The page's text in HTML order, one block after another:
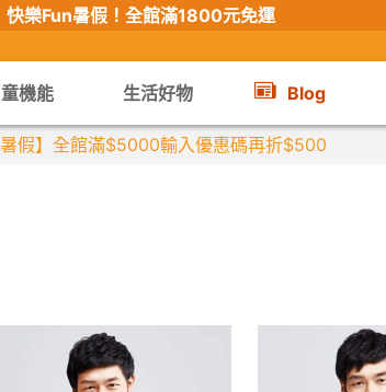
快樂Fun暑假！ 全館滿1800元免運
童機能 生活好物 Blog